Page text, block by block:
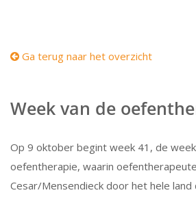
Ga terug naar het overzicht
Week van de
Op 9 oktober begint week 41, de
oefentherapie, waarin
Cesar/Mensendieck door het hele